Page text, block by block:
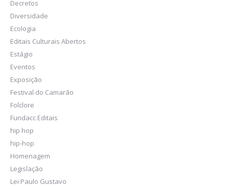
Decretos
Diversidade
Ecologia
Editais Culturais Abertos
Estágio
Eventos
Exposição
Festival do Camarão
Folclore
Fundacc Editais
hip hop
hip-hop
Homenagem
Legislação
Lei Paulo Gustavo